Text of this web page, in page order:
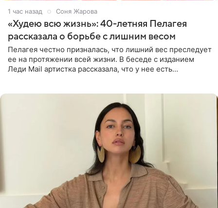
1 час назад Соня Жарова
«Худею всю жизнь»: 40-летняя Пелагея
рассказала о борьбе с лишним весом
Пелагея честно призналась, что лишний вес преследует
ее на протяжении всей жизни. В беседе с изданием
Леди Mail артистка рассказала, что у нее есть